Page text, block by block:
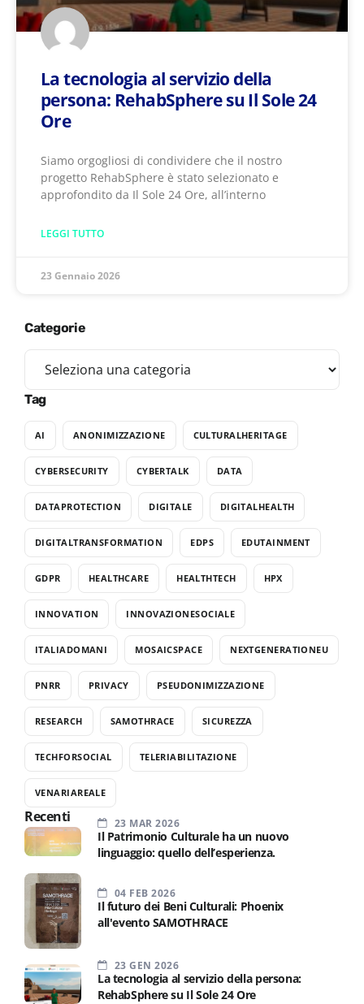
La tecnologia al servizio della
persona: RehabSphere su Il Sole 24
Ore
Siamo orgogliosi di condividere che il nostro
progetto RehabSphere è stato selezionato e
approfondito da Il Sole 24 Ore, all’interno
LEGGI TUTTO
23 Gennaio 2026
Categorie
Tag
AI ANONIMIZZAZIONE CULTURALHERITAGE
CYBERSECURITY CYBERTALK DATA
DATAPROTECTION DIGITALE DIGITALHEALTH
DIGITALTRANSFORMATION EDPS EDUTAINMENT
GDPR HEALTHCARE HEALTHTECH HPX
INNOVATION INNOVAZIONESOCIALE
ITALIADOMANI MOSAICSPACE NEXTGENERATIONEU
PNRR PRIVACY PSEUDONIMIZZAZIONE
RESEARCH SAMOTHRACE SICUREZZA
TECHFORSOCIAL TELERIABILITAZIONE
VENARIAREALE
Recenti 23 MAR 2026
Il Patrimonio Culturale ha un nuovo
linguaggio: quello dell’esperienza.
04 FEB 2026
Il futuro dei Beni Culturali: Phoenix
all'evento SAMOTHRACE
23 GEN 2026
La tecnologia al servizio della persona:
RehabSphere su Il Sole 24 Ore